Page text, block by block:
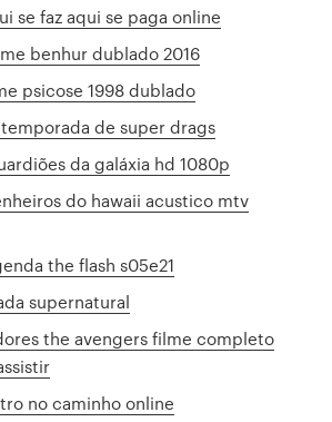
se faz aqui se paga online
benhur dublado 2016
psicose 1998 dublado
de super drags
da galáxia hd 1080p
do hawaii acustico mtv
the flash s05e21
supernatural
the avengers filme completo
no caminho online